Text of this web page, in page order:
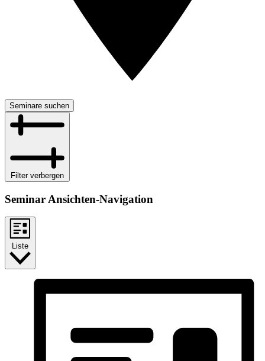
Seminare suchen
Filter verbergen
Seminar Ansichten-Navigation
Liste